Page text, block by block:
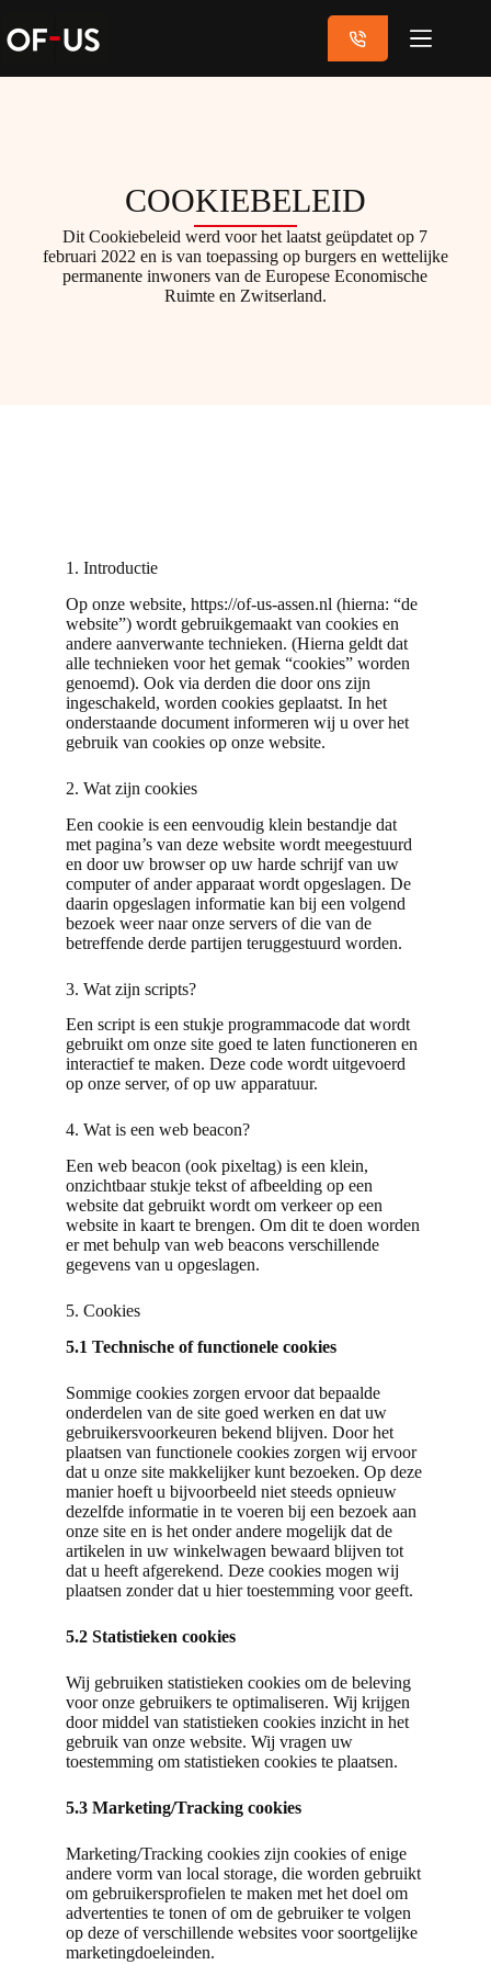
COOKIEBELEID
Dit Cookiebeleid werd voor het laatst geüpdatet op 7
februari 2022 en is van toepassing op burgers en wettelijke
permanente inwoners van de Europese Economische
Ruimte en Zwitserland.
1. Introductie
Op onze website, https://of-us-assen.nl (hierna: “de
website”) wordt gebruikgemaakt van cookies en
andere aanverwante technieken. (Hierna geldt dat
alle technieken voor het gemak “cookies” worden
genoemd). Ook via derden die door ons zijn
ingeschakeld, worden cookies geplaatst. In het
onderstaande document informeren wij u over het
gebruik van cookies op onze website.
2. Wat zijn cookies
Een cookie is een eenvoudig klein bestandje dat
met pagina’s van deze website wordt meegestuurd
en door uw browser op uw harde schrijf van uw
computer of ander apparaat wordt opgeslagen. De
daarin opgeslagen informatie kan bij een volgend
bezoek weer naar onze servers of die van de
betreffende derde partijen teruggestuurd worden.
3. Wat zijn scripts?
Een script is een stukje programmacode dat wordt
gebruikt om onze site goed te laten functioneren en
interactief te maken. Deze code wordt uitgevoerd
op onze server, of op uw apparatuur.
4. Wat is een web beacon?
Een web beacon (ook pixeltag) is een klein,
onzichtbaar stukje tekst of afbeelding op een
website dat gebruikt wordt om verkeer op een
website in kaart te brengen. Om dit te doen worden
er met behulp van web beacons verschillende
gegevens van u opgeslagen.
5. Cookies
5.1 Technische of functionele cookies
Sommige cookies zorgen ervoor dat bepaalde
onderdelen van de site goed werken en dat uw
gebruikersvoorkeuren bekend blijven. Door het
plaatsen van functionele cookies zorgen wij ervoor
dat u onze site makkelijker kunt bezoeken. Op deze
manier hoeft u bijvoorbeeld niet steeds opnieuw
dezelfde informatie in te voeren bij een bezoek aan
onze site en is het onder andere mogelijk dat de
artikelen in uw winkelwagen bewaard blijven tot
dat u heeft afgerekend. Deze cookies mogen wij
plaatsen zonder dat u hier toestemming voor geeft.
5.2 Statistieken cookies
Wij gebruiken statistieken cookies om de beleving
voor onze gebruikers te optimaliseren. Wij krijgen
door middel van statistieken cookies inzicht in het
gebruik van onze website. Wij vragen uw
toestemming om statistieken cookies te plaatsen.
5.3 Marketing/Tracking cookies
Marketing/Tracking cookies zijn cookies of enige
andere vorm van local storage, die worden gebruikt
om gebruikersprofielen te maken met het doel om
advertenties te tonen of om de gebruiker te volgen
op deze of verschillende websites voor soortgelijke
marketingdoeleinden.